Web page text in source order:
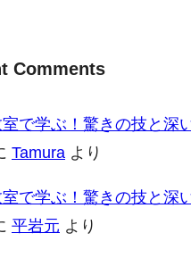
Comments
で学ぶ！驚きの技と深
Tamura より
で学ぶ！驚きの技と深
平岩元 より